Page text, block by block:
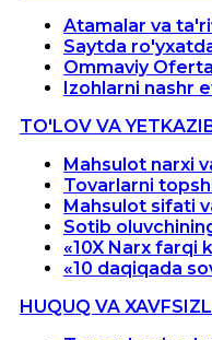
Atamalar va
Saytda
Ommaviy
Izohlarni nashr
TO'LOV VA
Mahsulot narxi
Tovarlarni
Mahsulot sifati
Sotib
«10X Narx farqi
«10 daqiqada
HUQUQ VA